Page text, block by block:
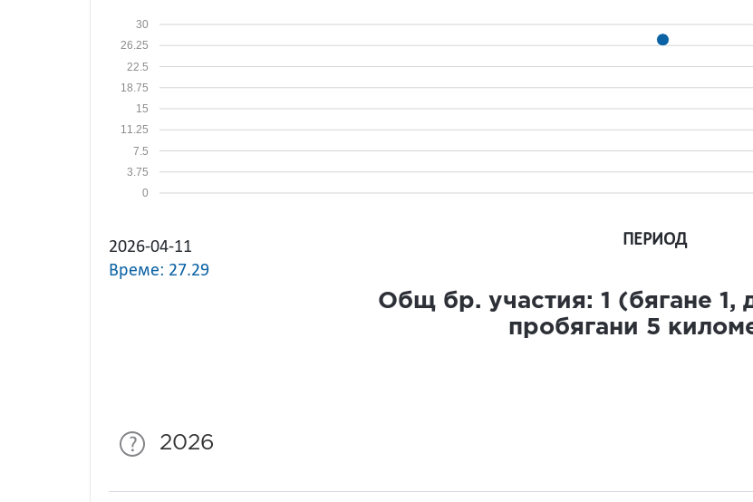
0
3.75
7.5
11.25
15
18.75
22.5
26.25
30
2026-04-11
Време: 27.29
ПЕРИОД
Общ бр. участия: 1 (бягане 1 ,
пробягани 5
2026